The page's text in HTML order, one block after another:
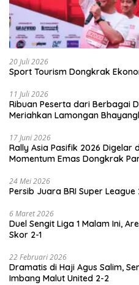
20 Juli 2026
Sport Tourism Dongkrak
11 Juli 2026
Ribuan Peserta dari Berbagai
Meriahkan Lamongan
17 Juni 2026
Rally Asia Pasifik 2026 Digelar
Momentum Emas Dongkrak
24 Mei 2026
Persib Juara BRI Super
6 Maret 2026
Duel Sengit Liga 1 Malam Ini,
Skor 2-1
22 Februari 2026
Dramatis di Haji Agus Salim,
Imbang Malut United 2-2